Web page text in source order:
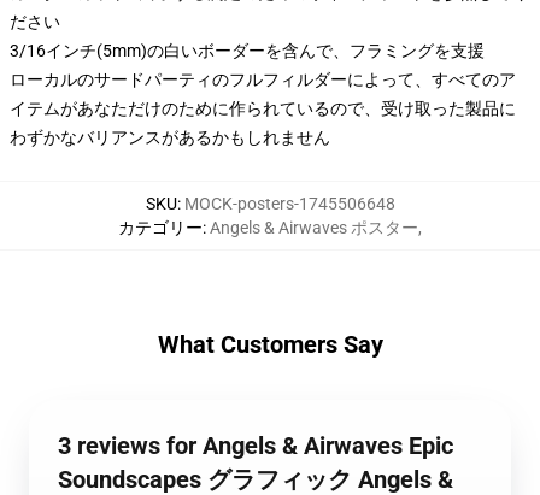
ださい
3/16インチ(5mm)の白いボーダーを含んで、フラミングを支援
ローカルのサードパーティのフルフィルダーによって、すべてのア
イテムがあなただけのために作られているので、受け取った製品に
わずかなバリアンスがあるかもしれません
SKU: MOCK-posters-1745506648
カテゴリー:Angels & Airwaves ポスター,
What Customers Say
3 reviews for Angels & Airwaves Epic
Soundscapes グラフィック Angels &